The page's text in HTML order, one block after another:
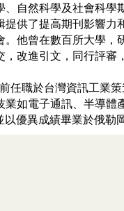
、自然科學及社會科
提供了提高期刊影響
。他曾在數百所大學，
改進引文，同行評審
任職於台灣資訊工業
業如電子通訊、半導
優異成績畢業於俄勒